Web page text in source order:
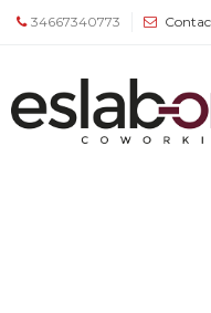
34667340773
Quiénes
somos